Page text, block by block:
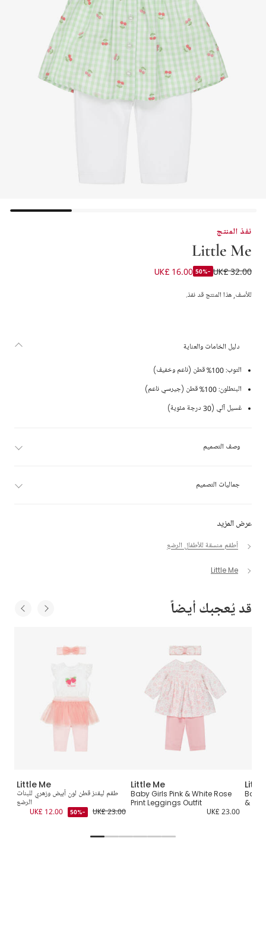
نفذ المنتج
Little Me
طقم ليقنز بنقشة مربعات قطن لون أخضر للبنات الرضع
UK£ 32.00
-50%
UK£ 16.00
للأسف, هذا المنتج قد نفذ.
عرض المزيد
أطقم منسقة للأطفال الرضع
Little Me
دليل الخامات والعناية
التوب: 100% قطن (ناعم وخفيف)
البنطلون: 100% قطن (جيرسي ناعم)
غسيل آلي (30 درجة مئوية)
وصف التصميم
جماليات التصميم
قد يُعجبك أيضاً
Little Me
طقم ليقنز قطن لون أبيض وزهري للبنات
الرضع
UK£ 23.00
-50%
UK£ 12.00
Little Me
Baby Girls Pink & White Rose
Print Leggings Outfit
UK£ 23.00
Baby
&